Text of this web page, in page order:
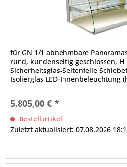
für GN 1/1 abnehmbare
rund, kundenseitig geschlossen, H
Sicherheitsglas-Seitenteile
Isolierglas LED-Innenbeleuchtung
elektrische Verkabelung, im
5.805,00 € *
Bestellartikel
Zuletzt aktualisiert: 07.08.2026